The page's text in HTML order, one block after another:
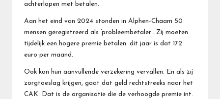
achterlopen met betalen.
Aan het eind van 2024 stonden in Alphen-Chaam 50
mensen geregistreerd als ‘probleembetaler’. Zij moeten
tijdelijk een hogere premie betalen: dit jaar is dat 172
euro per maand.
Ook kan hun aanvullende verzekering vervallen. En als zij
zorgtoeslag krijgen, gaat dat geld rechtstreeks naar het
CAK. Dat is de organisatie die de verhoogde premie int.